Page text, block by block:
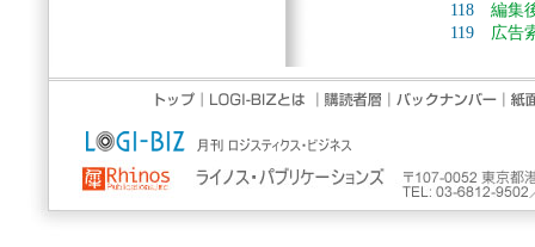
118
編集
119
広告